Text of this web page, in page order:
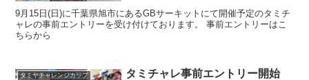
9月15日(日)に千葉県旭市にあるGBサーキットにて開催予定のタミチ
ャレの事前エントリーを受け付けております。 事前エントリーはこ
ちらから
タミヤチャレンジカップ タミチャレ事前エントリー開始